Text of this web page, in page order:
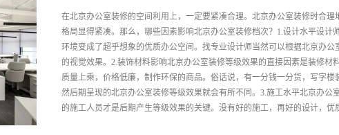
在北京办公室装修的空间利用上，一定要紧凑合理。北京办公室装修时合
格局显得紧凑。那么，哪些因素影响北京办公室装修档次？1.设计水平设计
环境变成了超乎想象的优质办公空间。找专业设计师当然可以根据北京办公
的视觉效果。2.装饰材料影响北京办公室装修等级效果的直接因素是装修材
质量上乘，价格低廉，制作环保的商品。俗话说，有一分钱一分货，写字
然后期呈现的北京办公室装修等级效果就会有所不同。3.施工水平北京办公
的施工人员才是后期产生等级效果的关键。没有好的施工，再好的设计，优